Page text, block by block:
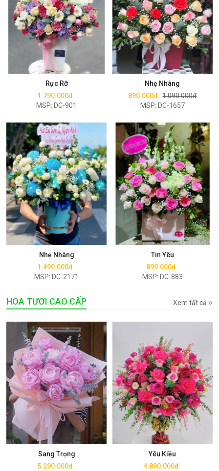
Rực Rỡ
1.790.000đ
MSP: DC-901
Mua ngay
Nhẹ Nhàng
890.000đ 1.090.000đ
MSP: DC-1657
Mua ngay
Nhẹ Nhàng
1.490.000đ
MSP: DC-2171
Mua ngay
Tin Yêu
890.000đ
MSP: DC-883
Mua ngay
HOA TƯƠI CAO CẤP Xem tất cả
Sang Trọng
5.290.000đ
Mua ngay
Yêu Kiều
4.890.000đ
Mua ngay